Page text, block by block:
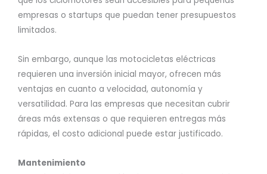
empresas o startups que puedan tener presupuestos
limitados.
Sin embargo, aunque las motocicletas eléctricas
requieren una inversión inicial mayor, ofrecen más
ventajas en cuanto a velocidad, autonomía y
versatilidad. Para las empresas que necesitan cubrir
áreas más extensas o que requieren entregas más
rápidas, el costo adicional puede estar justificado.
Mantenimiento